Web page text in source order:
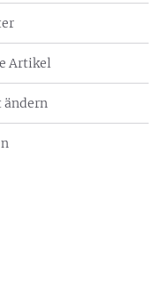
Artikel
ändern